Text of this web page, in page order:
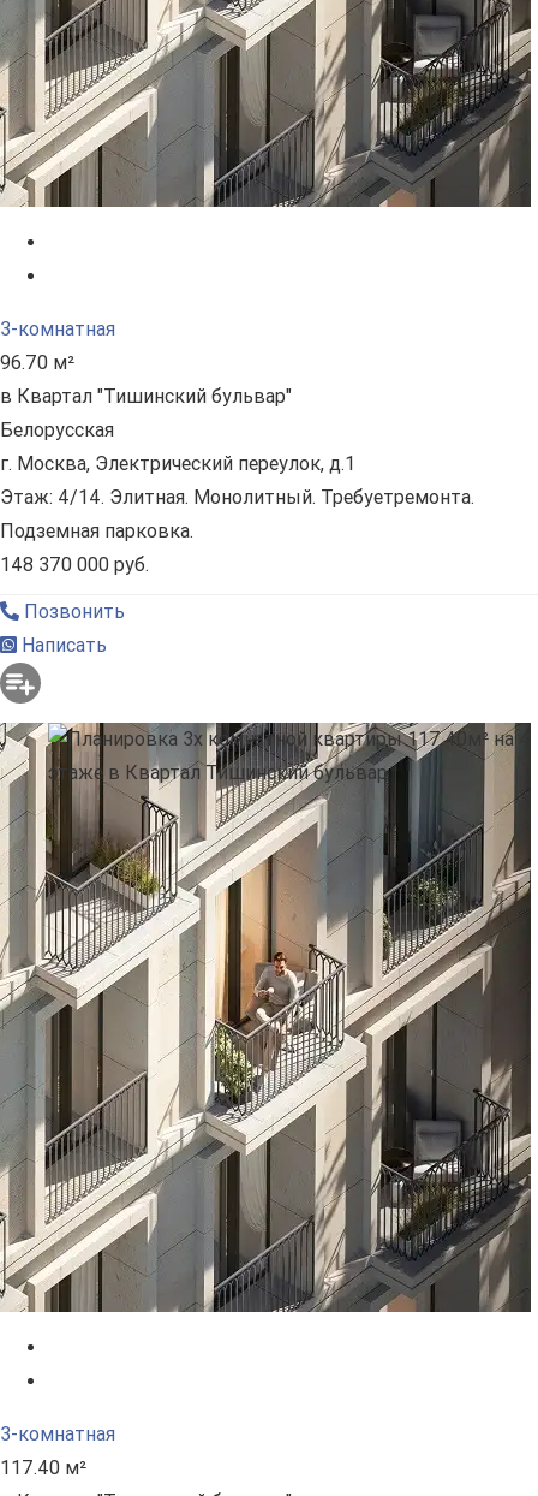
3-комнатная
96.70 м²
в Квартал "Тишинский бульвар"
Белорусская
г. Москва, Электрический переулок, д.1
Этаж: 4/14. Элитная. Монолитный. Требуетремонта.
Подземная парковка.
148 370 000 руб.
Позвонить
Написать
3-комнатная
117.40 м²